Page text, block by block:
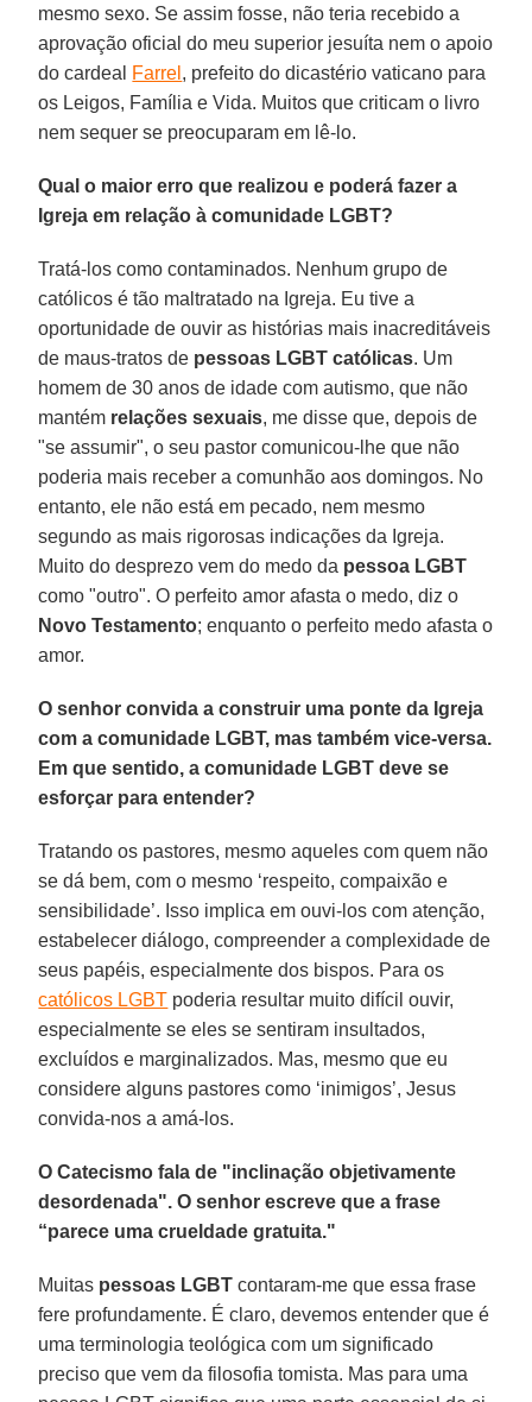
mesmo sexo. Se assim fosse, não teria recebido a
aprovação oficial do meu superior jesuíta nem o apoio
do cardeal Farrel , prefeito do dicastério vaticano para
os Leigos, Família e Vida. Muitos que criticam o livro
nem sequer se preocuparam em lê-lo.
Qual o maior erro que realizou e poderá fazer a
Igreja em relação à comunidade LGBT?
Tratá-los como contaminados. Nenhum grupo de
católicos é tão maltratado na Igreja. Eu tive a
oportunidade de ouvir as histórias mais inacreditáveis
de maus-tratos de pessoas LGBT católicas. Um
homem de 30 anos de idade com autismo, que não
mantém relações sexuais, me disse que, depois de
"se assumir", o seu pastor comunicou-lhe que não
poderia mais receber a comunhão aos domingos. No
entanto, ele não está em pecado, nem mesmo
segundo as mais rigorosas indicações da Igreja.
Muito do desprezo vem do medo da pessoa LGBT
como "outro". O perfeito amor afasta o medo, diz o
Novo Testamento; enquanto o perfeito medo afasta o
amor.
O senhor convida a construir uma ponte da Igreja
com a comunidade LGBT, mas também vice-versa.
Em que sentido, a comunidade LGBT deve se
esforçar para entender?
Tratando os pastores, mesmo aqueles com quem não
se dá bem, com o mesmo ‘respeito, compaixão e
sensibilidade’. Isso implica em ouvi-los com atenção,
estabelecer diálogo, compreender a complexidade de
seus papéis, especialmente dos bispos. Para os
católicos LGBT poderia resultar muito difícil ouvir,
especialmente se eles se sentiram insultados,
excluídos e marginalizados. Mas, mesmo que eu
considere alguns pastores como ‘inimigos’, Jesus
convida-nos a amá-los.
O Catecismo fala de "inclinação objetivamente
desordenada". O senhor escreve que a frase
“parece uma crueldade gratuita."
Muitas pessoas LGBT contaram-me que essa frase
fere profundamente. É claro, devemos entender que é
uma terminologia teológica com um significado
preciso que vem da filosofia tomista. Mas para uma